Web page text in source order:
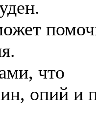
что
опий и